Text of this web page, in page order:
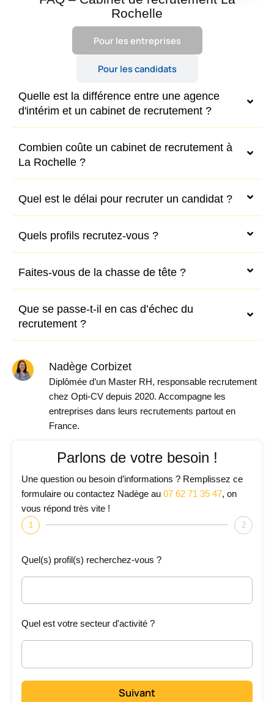
Rochelle
Pour les entreprises
Pour les candidats
Quelle est la différence entre une agence
d'intérim et un cabinet de recrutement ?
Combien coûte un cabinet de recrutement à
La Rochelle ?
Quel est le délai pour recruter un candidat ?
Quels profils recrutez-vous ?
Faites-vous de la chasse de tête ?
Que se passe-t-il en cas d’échec du
recrutement ?
Nadège Corbizet
Diplômée d’un Master RH, responsable recrutement
chez Opti-CV depuis 2020. Accompagne les
entreprises dans leurs recrutements partout en
France.
Parlons de votre besoin !
Une question ou besoin d’informations ? Remplissez ce
formulaire ou contactez Nadège au 07 62 71 35 47, on
vous répond très vite !
1 2
Quel(s) profil(s) recherchez-vous ?
Quel est votre secteur d'activité ?
Suivant